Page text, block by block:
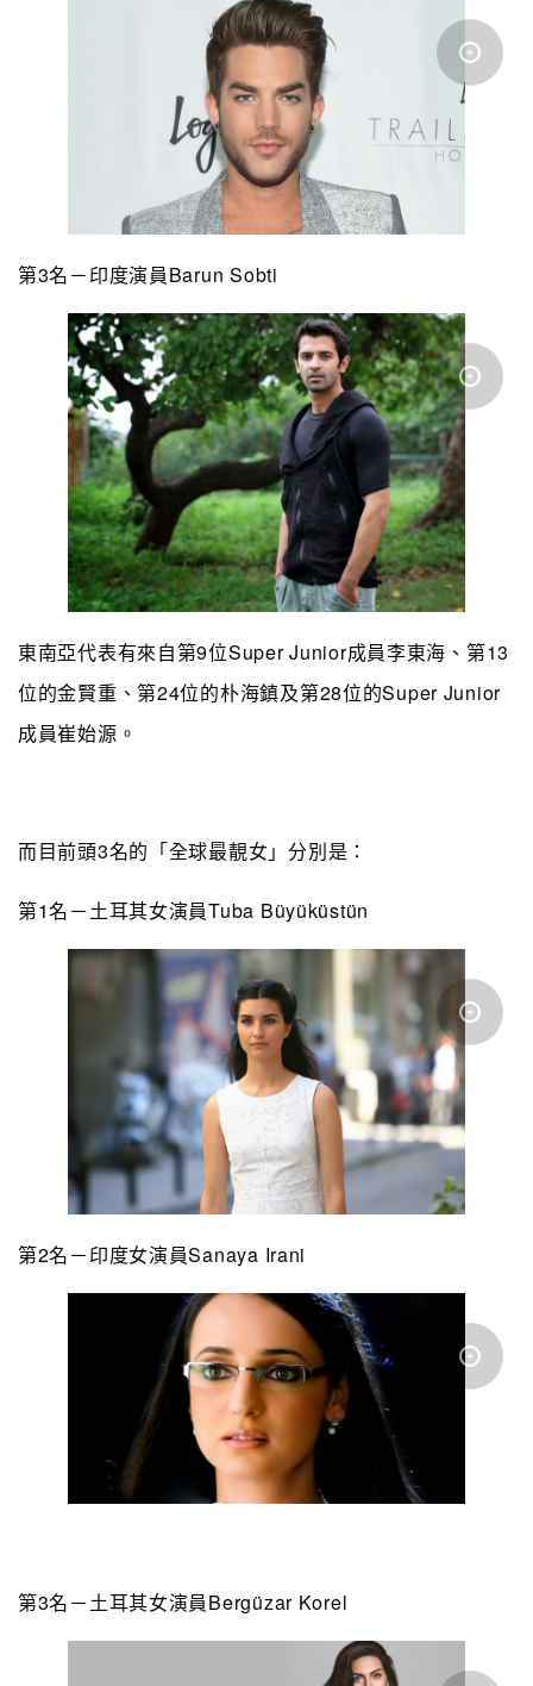
第3名－印度演員Barun Sobti
東南亞代表有來自第9位Super Junior成員李東海、第13
位的金賢重、第24位的朴海鎮及第28位的Super Junior
成員崔始源。
而目前頭3名的「全球最靚女」分別是：
第1名－土耳其女演員Tuba Büyüküstün
第2名－印度女演員Sanaya Irani
第3名－土耳其女演員Bergüzar Korel